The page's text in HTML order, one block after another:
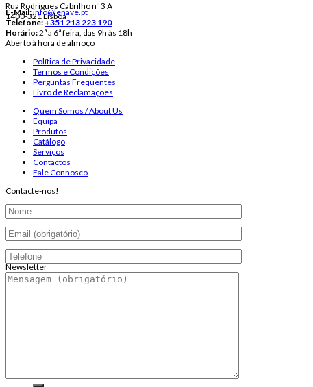
Rua Rodrigues Cabrilho nº 3 A
1400-321 Lisboa
E-Mail:info@lenave.pt
Telefone:+351 213 223 190
Horário:2ª a 6ª feira, das 9h às 18h
Aberto à hora de almoço
Política de Privacidade
Termos e Condições
Perguntas Frequentes
Livro de Reclamações
Quem Somos / About Us
Equipa
Produtos
Catálogo
Serviços
Contactos
Fale Connosco
Contacte-nos!
Newsletter
Endereço de email: